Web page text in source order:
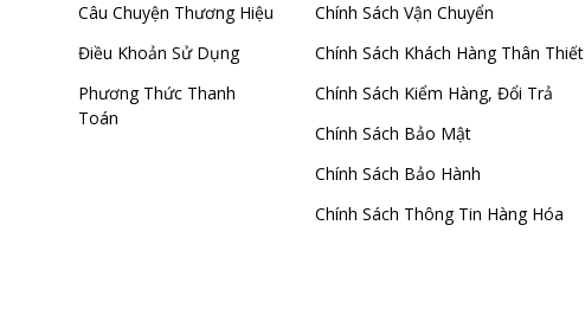
Câu Chuyện Thương Hiệu
Điều Khoản Sử Dụng
Phương Thức Thanh
Toán
Chính Sách Vận Chuyển
Chính Sách Khách Hàng Thân Thiết
Chính Sách Kiểm Hàng, Đổi Trả
Chính Sách Bảo Mật
Chính Sách Bảo Hành
Chính Sách Thông Tin Hàng Hóa